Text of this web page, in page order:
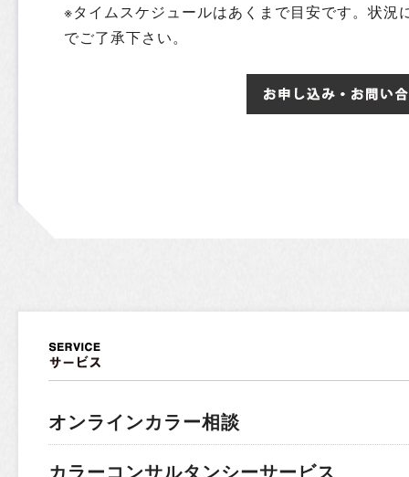
※タイムスケジュールはあくまで目安です。状況
でご了承下さい。
オンラインカラー相談
カラーコンサルタンシーサービス